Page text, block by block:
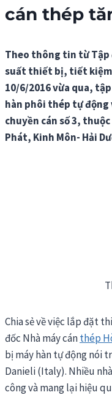
cán thép
Theo thông tin từ Tập
suất thiết bị, tiết
10/6/2016 vừa qua,
hàn phôi thép tự động
chuyền cán số 3,
Phát, Kinh Môn- Hải
Chia sẻ về việc lắp đặt
đốc Nhà máy cánthép
bị máy hàn tự động nói
Danieli (Italy). Nhiều
công và mang lại hiệu